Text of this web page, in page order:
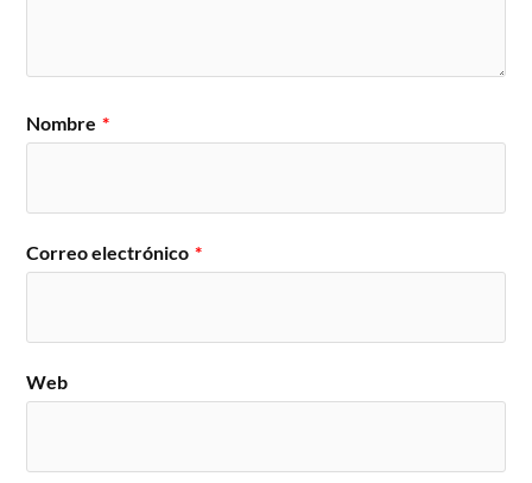
Nombre *
Correo electrónico *
Web